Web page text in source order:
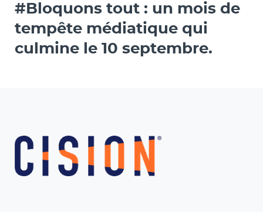
#Bloquons tout : un mois de
tempête médiatique qui
culmine le 10 septembre.